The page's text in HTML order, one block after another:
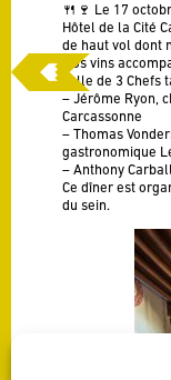
🍴🍷 Le 17
Hôtel de la Cité
de haut vol dont
Nos vins
celle de 3
– Jérôme Ryon,
Carcassonne
– Thomas
gastronomique
– Anthony
Ce dîner est
du sein.